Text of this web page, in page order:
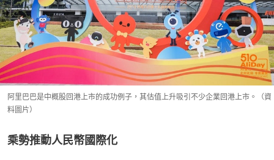
阿里巴巴是中概股回港上市的成功例子，其估值上升吸引不少企業回港上市。（資
料圖片）
乘勢推動人民幣國際化